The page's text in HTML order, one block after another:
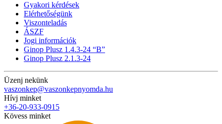
Gyakori kérdések
Elérhetőségünk
Viszonteladás
ÁSZF
Jogi információk
Ginop Plusz 1.4.3-24 “B”
Ginop Plusz 2.1.3-24
Üzenj nekünk
vaszonkep@vaszonkepnyomda.hu
Hívj minket
+36-20-933-0915
Kövess minket